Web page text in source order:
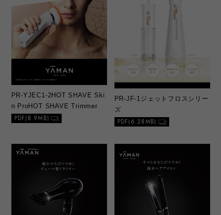
PR-YJEC1-2HOT SHAVE Ski
n ProHOT SHAVE Trimmer
PDF(8.9MB)
PR-JF-1ジェットフロスシリー
ズ
PDF(6.28MB)